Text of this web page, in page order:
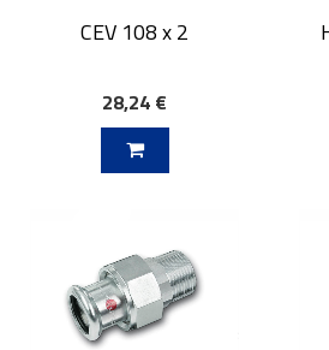
CEV 108 x 2
28,24 €